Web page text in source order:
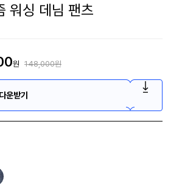
워싱 데님 팬츠
원 148,000원
운받기